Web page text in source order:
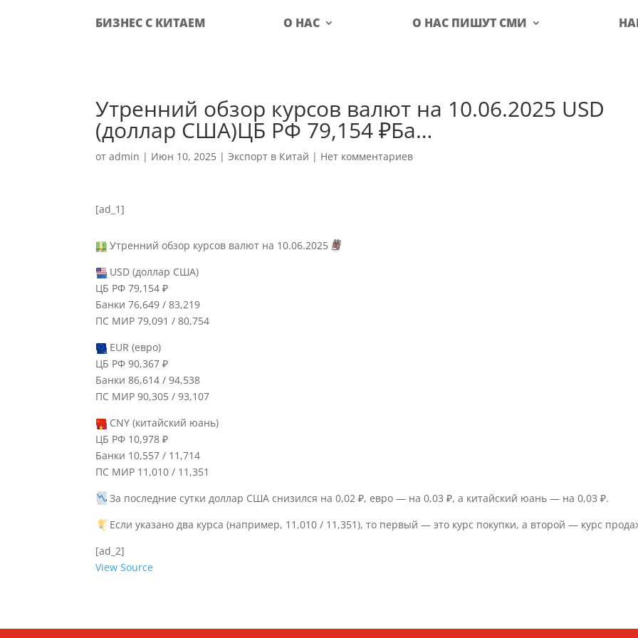
БИЗНЕС С КИТАЕМ О НАС О НАС ПИШУТ СМИ
Утренний обзор курсов валют на 10.06.2025 USD
(доллар США)ЦБ РФ 79,154 ₽Ба…
отadmin | Июн 10, 2025 |Экспорт в Китай | Нет комментариев
[ad_1]
Утренний обзор курсов валют на 10.06.2025🗓
USD (доллар США)
ЦБ РФ 79,154 ₽
Банки 76,649 / 83,219
ПС МИР 79,091 / 80,754
EUR (евро)
ЦБ РФ 90,367 ₽
Банки 86,614 / 94,538
ПС МИР 90,305 / 93,107
CNY (китайский юань)
ЦБ РФ 10,978 ₽
Банки 10,557 / 11,714
ПС МИР 11,010 / 11,351
За последние сутки доллар США снизился на 0,02 ₽, евро — на 0,03 ₽, а китайский юань — на 0,03 ₽.
Если указано два курса (например, 11,010 / 11,351), то первый — это курс покупки, а второй — курс
[ad_2]
View Source